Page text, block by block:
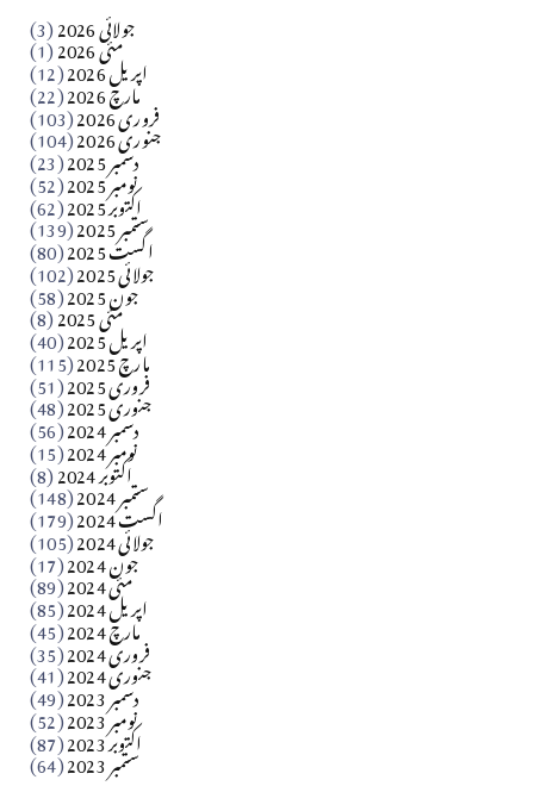
آزاد کشمیر جیسے احتجاج کی ضرورت ہے؟ از،،، ظہیرالدین
جولائی 2026 (3) مئی 2026 (1) اپریل 2026 (12) مارچ 2026 (22) فروری 2026 (103) جنوری 2026 (104) دسمبر 2025 (23) نومبر 2025 (52) اکتوبر 2025 (62) ستمبر 2025 (139) اگست 2025 (80) جولائی 2025 (102) جون 2025 (58) مئی 2025 (8) اپریل 2025 (40) مارچ 2025 (115) فروری 2025 (51) جنوری 2025 (48) دسمبر 2024 (56) نومبر 2024 (15) اکتوبر 2024 (8) ستمبر 2024 (148) اگست 2024 (179) جولائی 2024 (105) جون 2024 (17) مئی 2024 (89) اپریل 2024 (85) مارچ 2024 (45) فروری 2024 (35) جنوری 2024 (41) دسمبر 2023 (49) نومبر 2023 (52) اکتوبر 2023 (87) ستمبر 2023 (64)